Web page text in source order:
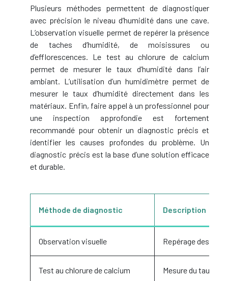
Plusieurs méthodes permettent de diagnostiquer
avec précision le niveau d’humidité dans une cave.
L’observation visuelle permet de repérer la présence
de taches d’humidité, de moisissures ou
d’efflorescences. Le test au chlorure de calcium
permet de mesurer le taux d’humidité dans l’air
ambiant. L’utilisation d’un humidimètre permet de
mesurer le taux d’humidité directement dans les
matériaux. Enfin, faire appel à un professionnel pour
une inspection approfondie est fortement
recommandé pour obtenir un diagnostic précis et
identifier les causes profondes du problème. Un
diagnostic précis est la base d’une solution efficace
et durable.
Méthode de diagnostic Description
Observation visuelle Repérage des
Test au chlorure de calcium Mesure du taux